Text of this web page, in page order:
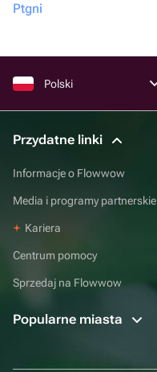
Ptgni
Polski
Przydatne linki
Informacje o Flowwow
Media i programy partnerskie
Kariera
Centrum pomocy
Sprzedaj na Flowwow
Popularne miasta